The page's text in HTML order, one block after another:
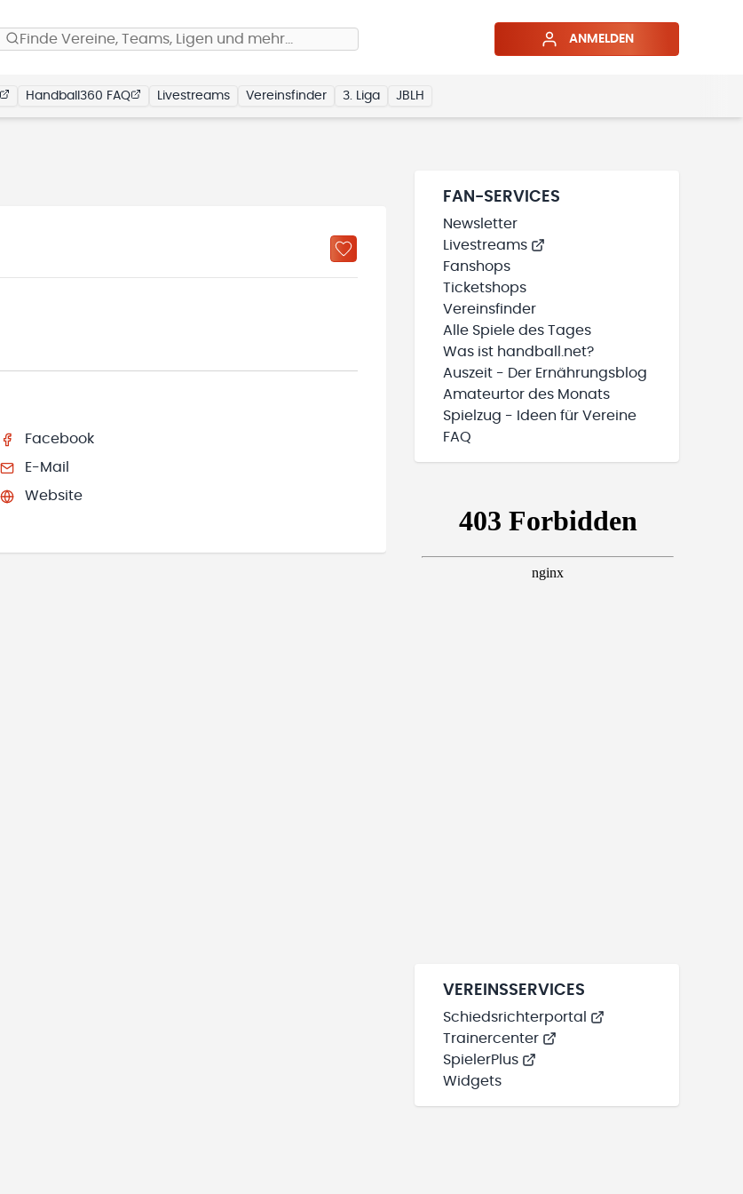
Finde Vereine, Teams, Ligen und mehr… ANMELDEN
Handball360 FAQ Livestreams Vereinsfinder 3. Liga JBLH
Facebook
E-Mail
Website
FAN-SERVICES
Newsletter
Livestreams
Fanshops
Ticketshops
Vereinsfinder
Alle Spiele des Tages
Was ist handball.net?
Auszeit - Der Ernährungsblog
Amateurtor des Monats
Spielzug - Ideen für Vereine
FAQ
VEREINSSERVICES
Schiedsrichterportal
Trainercenter
SpielerPlus
Widgets